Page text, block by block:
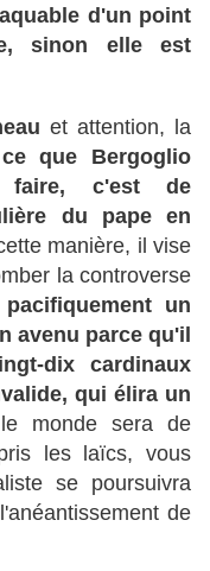
d'un point
sinon elle est
et attention, la
ce que Bergoglio
faire, c'est de
du pape en
manière, il vise
la controverse
un
avenu parce qu'il
dix cardinaux
qui élira un
monde sera de
les laïcs, vous
se poursuivra
de